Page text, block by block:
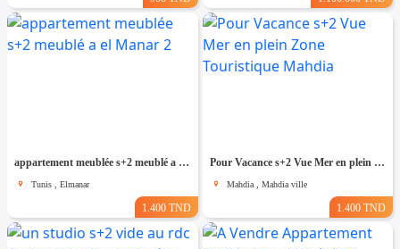
appartement meublée s+2 meublé a el Manar 2
Tunis , Elmanar
1.400 TND
Pour Vacance s+2 Vue Mer en plein Zone Touristique Mahdia
Mahdia , Mahdia ville
1.400 TND